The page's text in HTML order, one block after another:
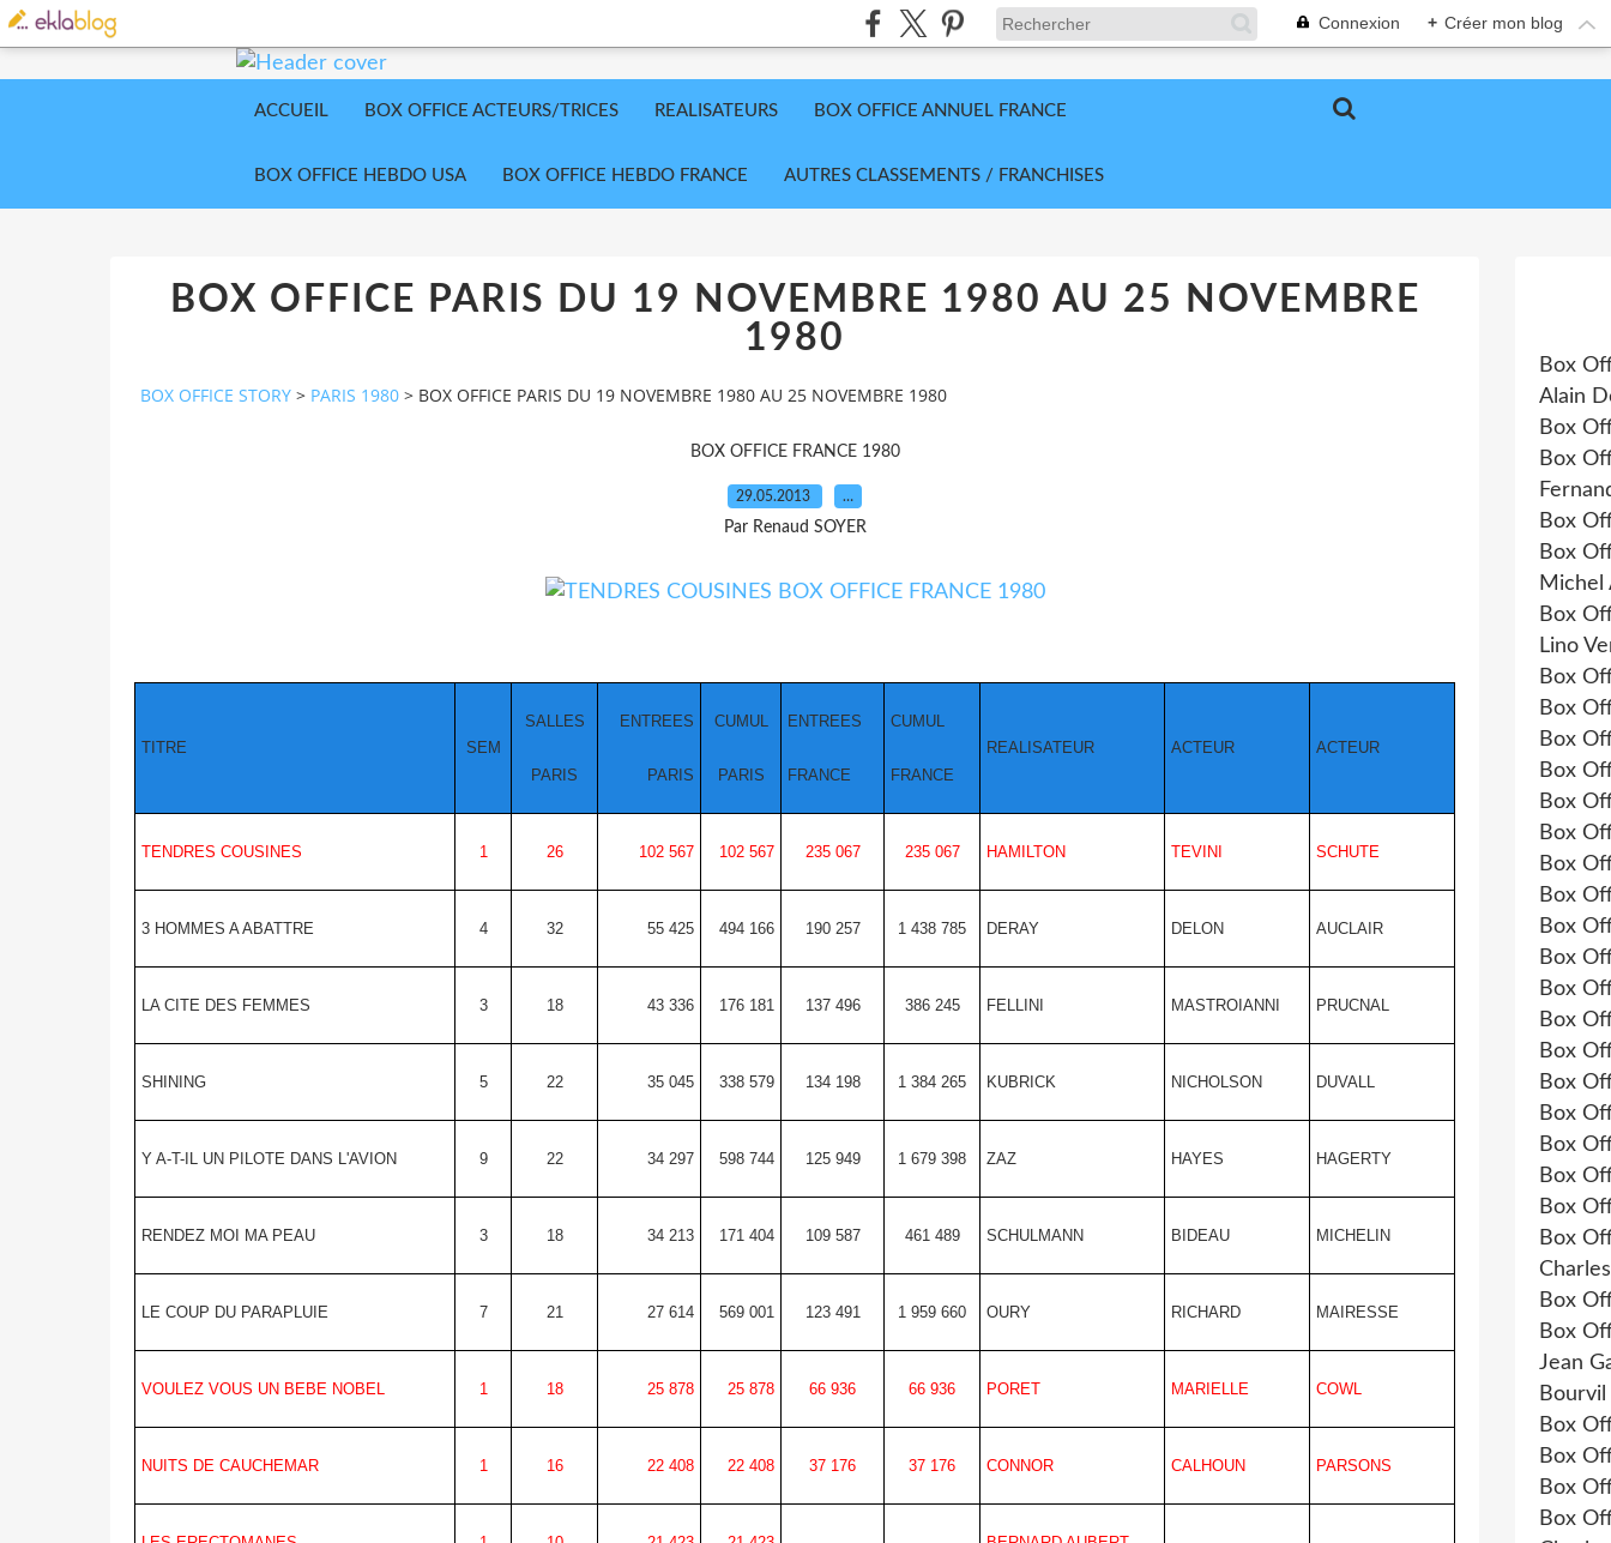
Connexion + Créer mon blog
ACCUEIL BOX OFFICE ACTEURS/TRICES REALISATEURS BOX OFFICE ANNUEL FRANCE
BOX OFFICE HEBDO USA BOX OFFICE HEBDO FRANCE AUTRES CLASSEMENTS / FRANCHISES
BOX OFFICE PARIS DU 19 NOVEMBRE 1980 AU 25 NOVEMBRE
1980
BOX OFFICE STORY > PARIS 1980 > BOX OFFICE PARIS DU 19 NOVEMBRE 1980 AU 25 NOVEMBRE 1980
BOX OFFICE FRANCE 1980
29.05.2013 …
Par Renaud SOYER
TITRE SEM
SALLES
PARIS
ENTREES
PARIS
CUMUL
PARIS
ENTREES
FRANCE
CUMUL
FRANCE
REALISATEUR ACTEUR ACTEUR
TENDRES COUSINES 1 26 102 567 102 567 235 067 235 067 HAMILTON TEVINI SCHUTE
3 HOMMES A ABATTRE 4 32 55 425 494 166 190 257 1 438 785 DERAY DELON AUCLAIR
LA CITE DES FEMMES 3 18 43 336 176 181 137 496 386 245 FELLINI MASTROIANNI PRUCNAL
SHINING 5 22 35 045 338 579 134 198 1 384 265 KUBRICK NICHOLSON DUVALL
Y A-T-IL UN PILOTE DANS L'AVION 9 22 34 297 598 744 125 949 1 679 398 ZAZ HAYES HAGERTY
RENDEZ MOI MA PEAU 3 18 34 213 171 404 109 587 461 489 SCHULMANN BIDEAU MICHELIN
LE COUP DU PARAPLUIE 7 21 27 614 569 001 123 491 1 959 660 OURY RICHARD MAIRESSE
VOULEZ VOUS UN BEBE NOBEL 1 18 25 878 25 878 66 936 66 936 PORET MARIELLE COWL
NUITS DE CAUCHEMAR 1 16 22 408 22 408 37 176 37 176 CONNOR CALHOUN PARSONS
Box
Alain
Box
Box
Box
Box
Michel
Box
Lino
Box
Box
Box
Box
Box
Box
Box
Box
Box
Box
Box
Box
Box
Box
Box
Box
Box
Box
Box
Box
Box
Jean
Box
Box
Box
Box